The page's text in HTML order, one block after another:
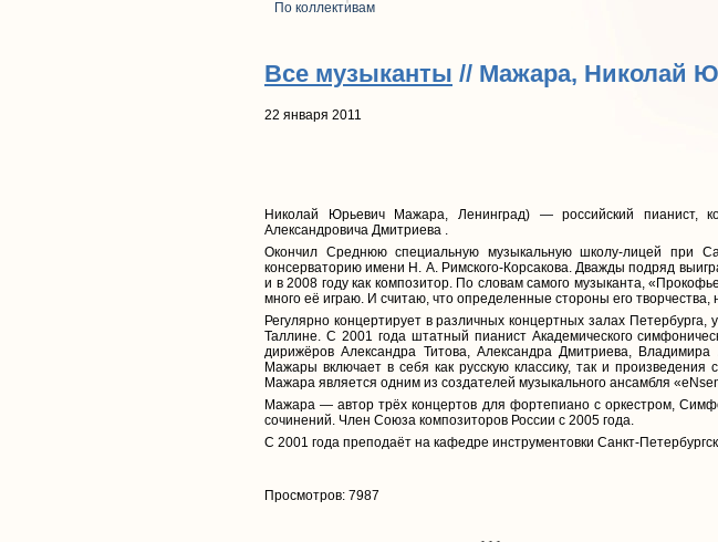
По коллективам
Все музыканты // Мажара, Николай
22 января 2011
Николай Юрьевич Мажара, Ленинград) — российский пианист,
Александровича Дмитриева .
Окончил Среднюю специальную музыкальную школу-лицей при
консерваторию имени Н. А. Римского-Корсакова. Дважды подряд
и в 2008 году как композитор. По словам самого музыканта,
много её играю. И считаю, что определенные стороны его
Регулярно концертирует в различных концертных залах
Таллине. С 2001 года штатный пианист Академического
дирижёров Александра Титова, Александра Дмитриева,
Мажары включает в себя как русскую классику, так и
Мажара является одним из создателей музыкального ансамбля
Мажара — автор трёх концертов для фортепиано с оркестром,
сочинений. Член Союза композиторов России с 2005 года.
С 2001 года преподаёт на кафедре инструментовки Санкт-
Просмотров: 7987